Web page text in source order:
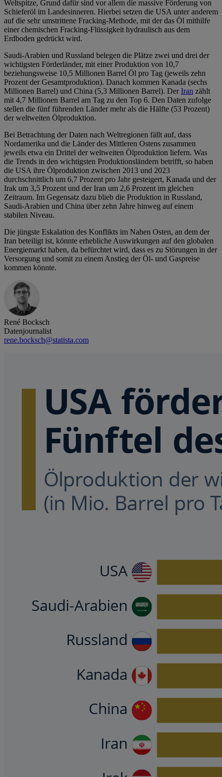
Weltspitze, Grund dafür sind vor allem die massive Förderung von
Schieferöl im Landesinneren. Hierbei setzen die USA unter anderem
auf die sehr umstrittene Fracking-Methode, mit der das Öl mithilfe
einer chemischen Fracking-Flüssigkeit hydraulisch aus dem
Erdboden gedrückt wird.
Saudi-Arabien und Russland belegen die Plätze zwei und drei der
wichtigsten Förderländer, mit einer Produktion von 10,7
beziehungsweise 10,5 Millionen Barrel Öl pro Tag (jeweils zehn
Prozent der Gesamtproduktion). Danach kommen Kanada (sechs
Millionen Barrel) und China (5,3 Millionen Barrel). DerIran zählt
mit 4,7 Millionen Barrel am Tag zu den Top 6. Den Daten zufolge
stellen die fünf führenden Länder mehr als die Hälfte (53 Prozent)
der weltweiten Ölproduktion.
Bei Betrachtung der Daten nach Weltregionen fällt auf, dass
Nordamerika und die Länder des Mittleren Ostens zusammen
jeweils etwa ein Drittel der weltweiten Ölproduktion liefern. Was
die Trends in den wichtigsten Produktionsländern betrifft, so haben
die USA ihre Ölproduktion zwischen 2013 und 2023
durchschnittlich um 6,7 Prozent pro Jahr gesteigert, Kanada und der
Irak um 3,5 Prozent und der Iran um 2,6 Prozent im gleichen
Zeitraum. Im Gegensatz dazu blieb die Produktion in Russland,
Saudi-Arabien und China über zehn Jahre hinweg auf einem
stabilen Niveau.
Die jüngste Eskalation des Konflikts im Nahen Osten, an dem der
Iran beteiligt ist, könnte erhebliche Auswirkungen auf den globalen
Energiemarkt haben, da befürchtet wird, dass es zu Störungen in der
Versorgung und somit zu einem Anstieg der Öl- und Gaspreise
kommen könnte.
René Bocksch
Datenjournalist
rene.bocksch@statista.com